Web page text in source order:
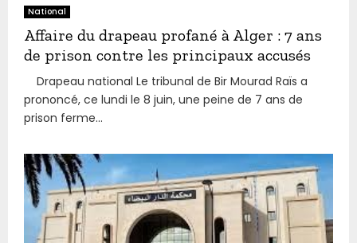
National
Affaire du drapeau profané à Alger : 7 ans
de prison contre les principaux accusés
Drapeau national Le tribunal de Bir Mourad Raïs a
prononcé, ce lundi le 8 juin, une peine de 7 ans de
prison ferme...